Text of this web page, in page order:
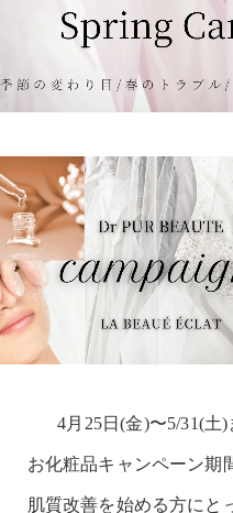
4月25日(金)〜5/31(土)
お化粧品キャンペーン期
肌質改善を始める方にと